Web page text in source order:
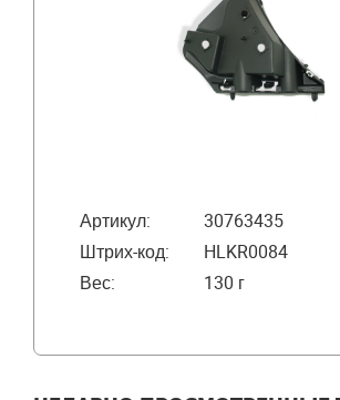
Артикул:
30763435
Штрих-код:
HLKR0084
Вес:
130 г